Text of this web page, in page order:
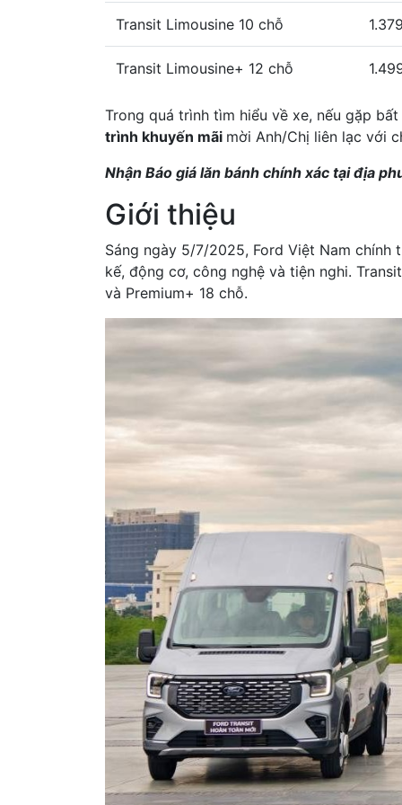
Transit Limousine 10 chỗ
Transit Limousine+ 12 chỗ
Trong quá trình tìm hiểu về xe, nếu gặp
trình khuyến mãi mời Anh/Chị liên lạc với
Nhận Báo giá lăn bánh chính xác tại địa
Giới thiệu
Sáng ngày 5/7/2025, Ford Việt Nam
kế, động cơ, công nghệ và tiện nghi.
và Premium+ 18 chỗ.